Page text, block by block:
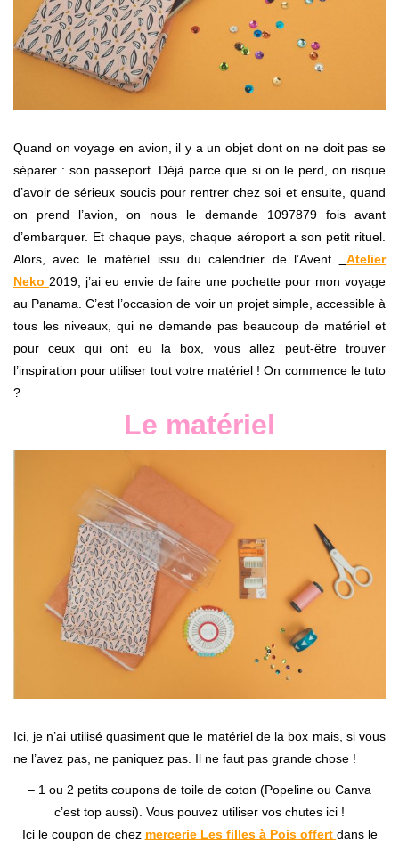
Quand on voyage en avion, il y a un objet dont on ne doit pas se
séparer : son passeport. Déjà parce que si on le perd, on risque
d’avoir de sérieux soucis pour rentrer chez soi et ensuite, quand
on prend l’avion, on nous le demande 1097879 fois avant
d’embarquer. Et chaque pays, chaque aéroport a son petit rituel.
Alors, avec le matériel issu du calendrier de l’Avent
Atelier
Neko 2019, j’ai eu envie de faire une pochette pour mon voyage
au Panama. C’est l’occasion de voir un projet simple, accessible à
tous les niveaux, qui ne demande pas beaucoup de matériel et
pour ceux qui ont eu la box, vous allez peut-être trouver
l’inspiration pour utiliser tout votre matériel ! On commence le tuto
?
Le matériel
Ici, je n’ai utilisé quasiment que le matériel de la box mais, si vous
ne l’avez pas, ne paniquez pas. Il ne faut pas grande chose !
– 1 ou 2 petits coupons de toile de coton (Popeline ou Canva
c’est top aussi). Vous pouvez utiliser vos chutes ici !
Ici le coupon de chez mercerie Les filles à Pois offert dans le